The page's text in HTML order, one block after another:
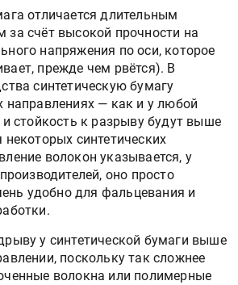
отличается длительным
счёт высокой прочности на
напряжения по оси, которое
прежде чем рвётся). В
синтетическую бумагу
направлениях — как и у любой
стойкость к разрыву будут выше
синтетических
волокон указывается, у
оно просто
удобно для фальцевания и
у синтетической бумаги выше
поскольку так сложнее
волокна или полимерные